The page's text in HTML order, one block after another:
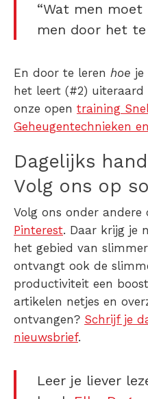
“Wat men
men door het te
En door te leren hoe je
het leert (#2) uiteraard
onze open training
Geheugentechnieken
Dagelijks
Volg ons op
Volg ons onder andere
Pinterest. Daar krijg je
het gebied van
ontvangt ook de
productiviteit een
artikelen netjes en
ontvangen? Schrijf je
nieuwsbrief.
Leer je liever